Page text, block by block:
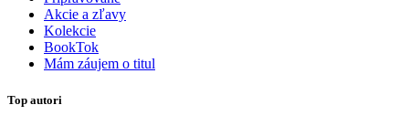
Akcie a zľavy
Kolekcie
BookTok
Mám záujem o titul
Top autori